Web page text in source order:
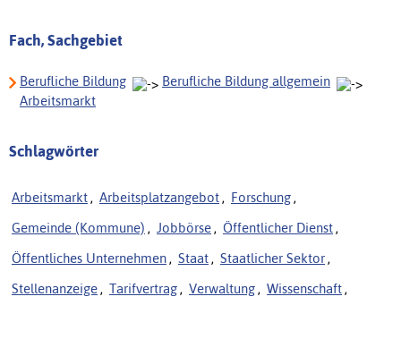
Fach, Sachgebiet
Berufliche Bildung
Berufliche Bildung allgemein
Arbeitsmarkt
Schlagwörter
Arbeitsmarkt , Arbeitsplatzangebot , Forschung ,
Gemeinde (Kommune) , Jobbörse , Öffentlicher Dienst ,
Öffentliches Unternehmen , Staat , Staatlicher Sektor ,
Stellenanzeige , Tarifvertrag , Verwaltung , Wissenschaft ,